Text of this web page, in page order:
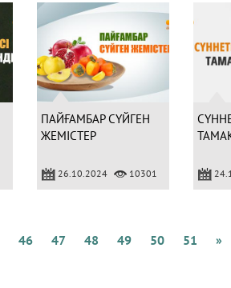
ПАЙҒАМБАР СҮЙГЕН
ЖЕМІСТЕР
26.10.2024 10301
46 47 48 49 50 51 »